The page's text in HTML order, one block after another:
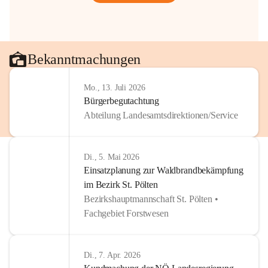
Bekanntmachungen
Mo., 13. Juli 2026
Bürgerbegutachtung
Abteilung Landesamtsdirektionen/Service
Di., 5. Mai 2026
Einsatzplanung zur Waldbrandbekämpfung
im Bezirk St. Pölten
Bezirkshauptmannschaft St. Pölten •
Fachgebiet Forstwesen
Di., 7. Apr. 2026